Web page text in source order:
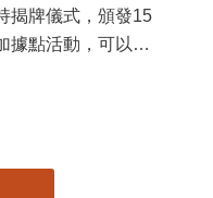
揭牌儀式，頒發15
點活動，可以更